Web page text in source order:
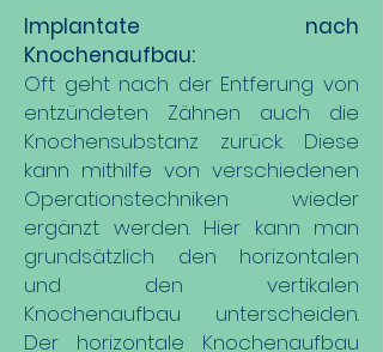
Implantate nach
Knochenaufbau:
Oft geht nach der Entferung von
entzündeten Zähnen auch die
Knochensubstanz zurück. Diese
kann mithilfe von verschiedenen
Operationstechniken wieder
ergänzt werden. Hier kann man
grundsätzlich den horizontalen
und den vertikalen
Knochenaufbau unterscheiden.
Der horizontale Knochenaufbau